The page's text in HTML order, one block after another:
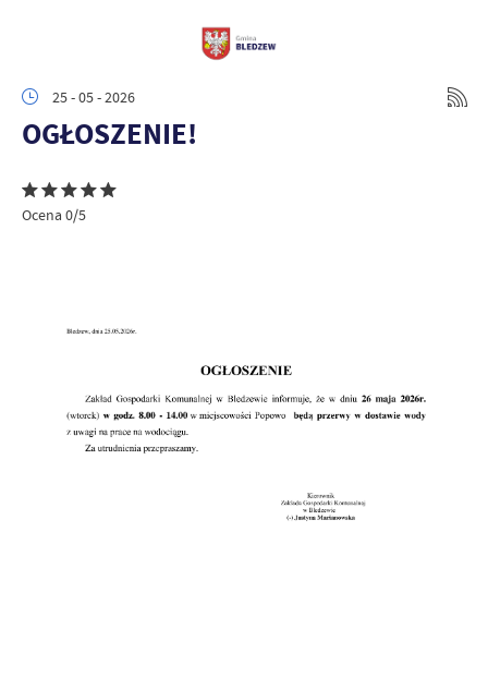
25 - 05 - 2026
OGŁOSZENIE!
Ocena 0/5